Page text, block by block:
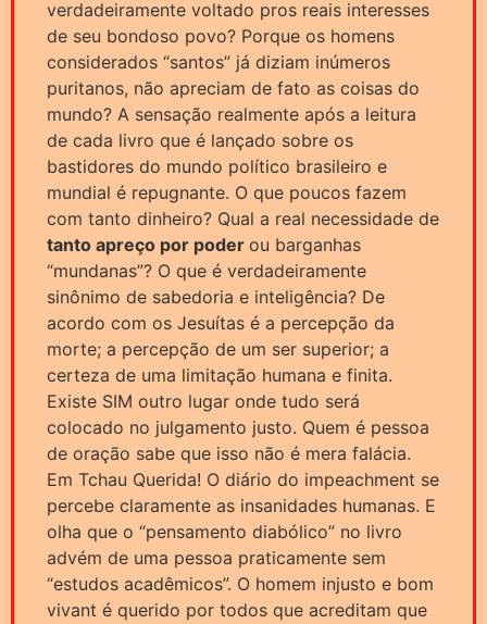
verdadeiramente voltado pros reais interesses
de seu bondoso povo? Porque os homens
considerados “santos” já diziam inúmeros
puritanos, não apreciam de fato as coisas do
mundo? A sensação realmente após a leitura
de cada livro que é lançado sobre os
bastidores do mundo político brasileiro e
mundial é repugnante. O que poucos fazem
com tanto dinheiro? Qual a real necessidade de
tanto apreço por poder ou barganhas
“mundanas”? O que é verdadeiramente
sinônimo de sabedoria e inteligência? De
acordo com os Jesuítas é a percepção da
morte; a percepção de um ser superior; a
certeza de uma limitação humana e finita.
Existe SIM outro lugar onde tudo será
colocado no julgamento justo. Quem é pessoa
de oração sabe que isso não é mera falácia.
Em Tchau Querida! O diário do impeachment se
percebe claramente as insanidades humanas. E
olha que o “pensamento diabólico” no livro
advém de uma pessoa praticamente sem
“estudos acadêmicos”. O homem injusto e bom
vivant é querido por todos que acreditam que